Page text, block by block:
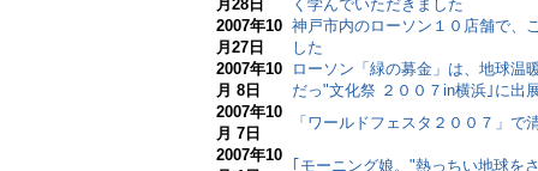
月28日
く学んでいただきました
2007年10
月27日
神戸市内のローソン１０店舗で、
した
2007年10
月 8日
ローソン「緑の募金」は、地球温
だっ"文化祭 ２００７in横浜｣に出
2007年10
月 7日
「ワールドフェスタ２００７」で
2007年10
｢モーニング娘。"熱っちい地球を